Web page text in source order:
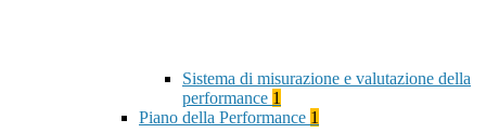
Sistema di misurazione e valutazione della
performance 1
Piano della Performance 1